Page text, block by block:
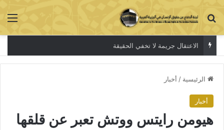
بحث عن
الاعتقال جريمة لا تخفي الحقيقة
الرئيسية / أخبار
أخبار
هيومن رايتس ووتش تعبر عن قلقها